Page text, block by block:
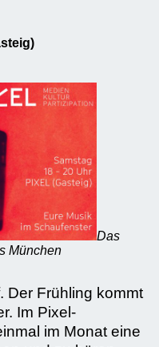
Das
München
Der Frühling kommt
Im Pixel-
im Monat eine